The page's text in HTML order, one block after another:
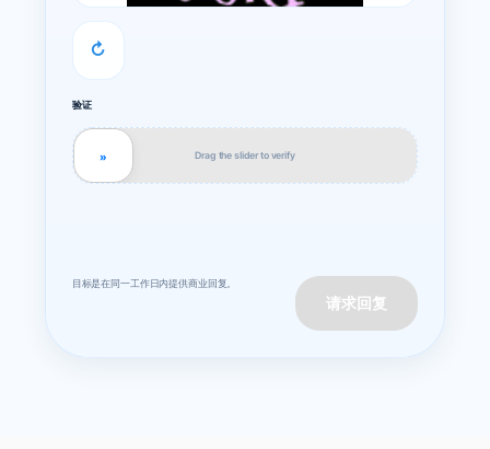
↻
验证
Drag the slider to verify
»
目标是在同一工作日内提供商业回复。
请求回复